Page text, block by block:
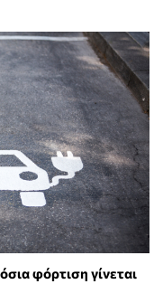
φόρτιση γίνεται